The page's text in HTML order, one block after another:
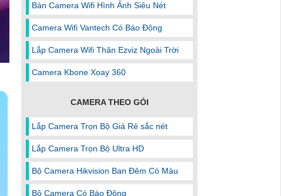
Bán Camera Wifi Hình Ảnh Siêu Nét
Camera Wifi Vantech Có Báo Động
Lắp Camera Wifi Thân Ezviz Ngoài Trời
Camera Kbone Xoay 360
CAMERA THEO GÓI
Lắp Camera Trọn Bộ Giá Rẻ sắc nét
Lắp Camera Trọn Bộ Ultra HD
Bộ Camera Hikvision Ban Đêm Có Màu
Bộ Camera Có Báo Đông